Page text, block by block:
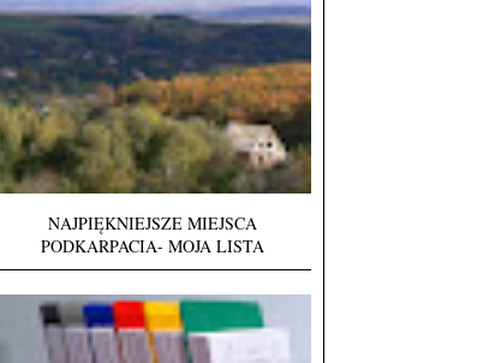
NAJPIĘKNIEJSZE MIEJSCA
PODKARPACIA- MOJA LISTA